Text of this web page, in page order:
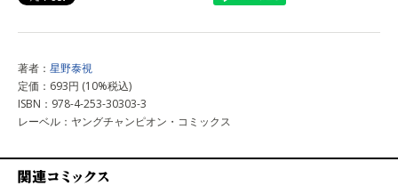
著者： 星野泰視
定価：693円 (10%税込)
ISBN：978-4-253-30303-3
レーベル：ヤングチャンピオン・コミックス